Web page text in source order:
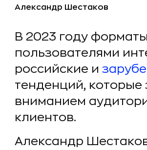
Александр Шестаков
В 2023 году
пользователями
российские и
тенденций,
вниманием
клиентов.
Александр